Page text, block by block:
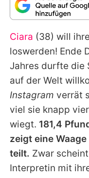
Ciara (38) will
loswerden! Ende
Jahres durfte die
auf der Welt
Instagram verrät
viel sie knapp
wiegt. 181,4
zeigt eine
teilt. Zwar
Interpretin mit